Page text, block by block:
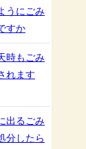
うにごみ
すか
時もごみ
れます
出るごみ
分したら